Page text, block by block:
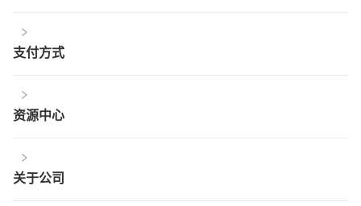
支付方式
资源中心
关于公司